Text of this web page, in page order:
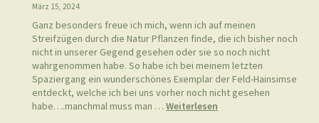
März 15, 2024
Ganz besonders freue ich mich, wenn ich auf meinen
Streifzügen durch die Natur Pflanzen finde, die ich bisher noch
nicht in unserer Gegend gesehen oder sie so noch nicht
wahrgenommen habe. So habe ich bei meinem letzten
Spaziergang ein wunderschönes Exemplar der Feld-Hainsimse
entdeckt, welche ich bei uns vorher noch nicht gesehen
habe….manchmal muss man …Weiterlesen